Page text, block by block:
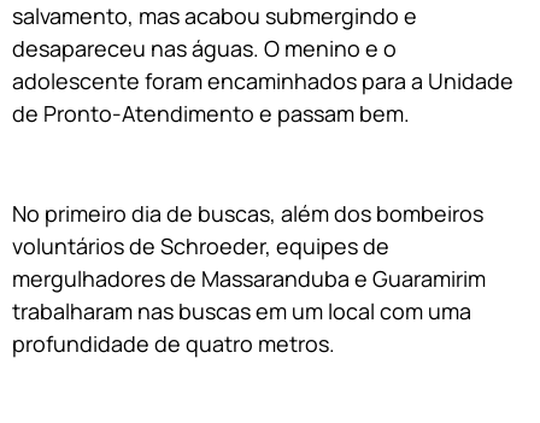
salvamento, mas acabou submergindo e
desapareceu nas águas. O menino e o
adolescente foram encaminhados para a Unidade
de Pronto-Atendimento e passam bem.
No primeiro dia de buscas, além dos bombeiros
voluntários de Schroeder, equipes de
mergulhadores de Massaranduba e Guaramirim
trabalharam nas buscas em um local com uma
profundidade de quatro metros.